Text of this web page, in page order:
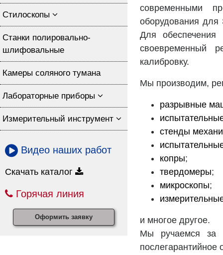
Стилоскопы
Станки полировально-
шлифовальные
Камеры соляного тумана
Лабораторные приборы
Измерительный инструмент
Видео наших работ
Скачать каталог
Горячая линия
Оформить заявку
современными
оборудования для
Для обеспечения
своевременный
калибровку.
Мы производим,
разрывные
стенды
копры;
твердомеры;
микроскопы;
и многое другое.
Мы ручаемся за